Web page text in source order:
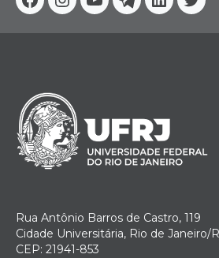
Facebook
Instagram
YoutubeTelegram
Linkedin
Rua Antônio Barros de Castro, 119
Cidade Universitária, Rio de Janeiro/
CEP: 21941-853